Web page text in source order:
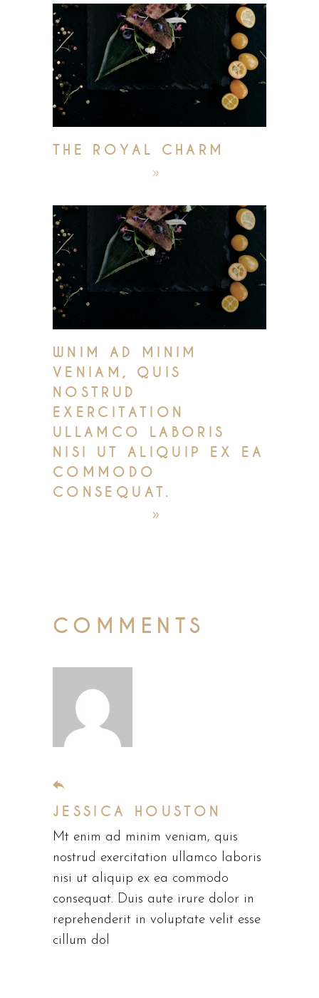
THE ROYAL CHARM
WNIM AD MINIM
VENIAM, QUIS
NOSTRUD
EXERCITATION
ULLAMCO LABORIS
NISI UT ALIQUIP EX EA
COMMODO
CONSEQUAT.
COMMENTS
JESSICA HOUSTON
Mt enim ad minim veniam, quis
nostrud exercitation ullamco laboris
nisi ut aliquip ex ea commodo
consequat. Duis aute irure dolor in
reprehenderit in voluptate velit esse
cillum dol